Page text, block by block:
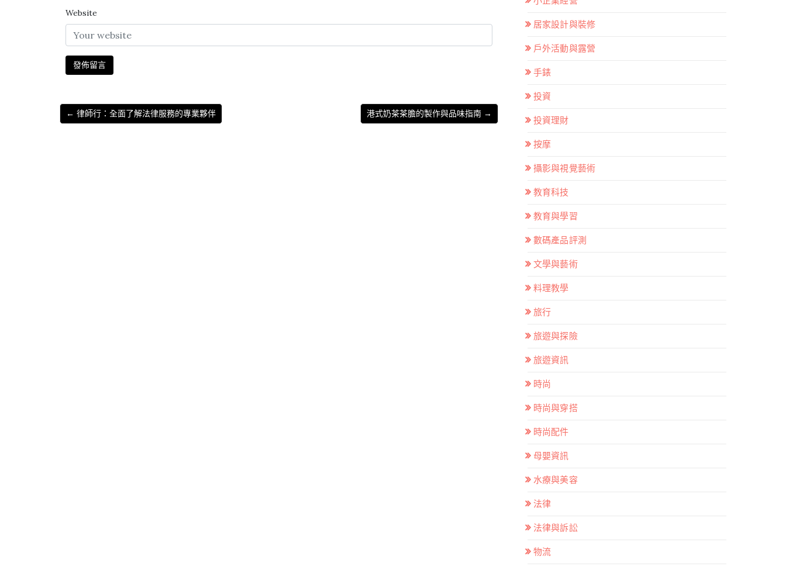
Website
← 律師行：全面了解法律服務的專業夥伴 港式奶茶茶膽的製作與品味指南 →
居家設計與裝修
戶外活動與露營
手錶
投資
投資理財
按摩
攝影與視覺藝術
教育科技
教育與學習
數碼產品評測
文學與藝術
料理教學
旅行
旅遊與探險
旅遊資訊
時尚
時尚與穿搭
時尚配件
母嬰資訊
水療與美容
法律
法律與訴訟
物流